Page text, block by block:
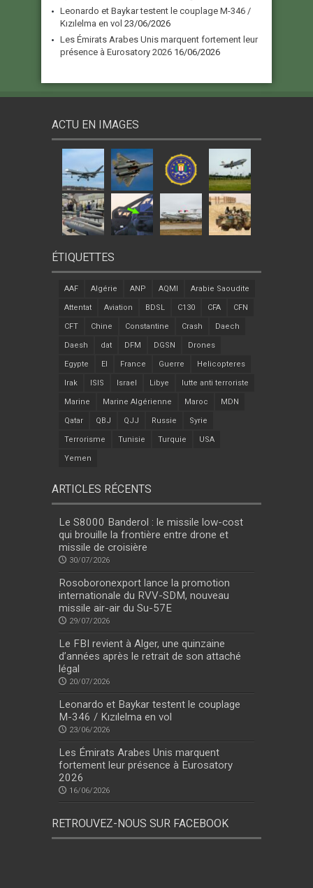
Leonardo et Baykar testent le couplage M-346 /
Kızılelma en vol 23/06/2026
Les Émirats Arabes Unis marquent fortement leur
présence à Eurosatory 2026 16/06/2026
ACTU EN IMAGES
ÉTIQUETTES
AAF Algérie ANP AQMI Arabie Saoudite
Attentat Aviation BDSL C130 CFA CFN
CFT Chine Constantine Crash Daech
Daesh dat DFM DGSN Drones
Egypte EI France Guerre Helicopteres
Irak ISIS Israel Libye lutte anti terroriste
Marine Marine Algérienne Maroc MDN
Qatar QBJ QJJ Russie Syrie
Terrorisme Tunisie Turquie USA
Yemen
ARTICLES RÉCENTS
Le S8000 Banderol : le missile low-cost
qui brouille la frontière entre drone et
missile de croisière
30/07/2026
Rosoboronexport lance la promotion
internationale du RVV-SDM, nouveau
missile air-air du Su-57E
29/07/2026
Le FBI revient à Alger, une quinzaine
d’années après le retrait de son attaché
légal
20/07/2026
Leonardo et Baykar testent le couplage
M-346 / Kızılelma en vol
23/06/2026
Les Émirats Arabes Unis marquent
fortement leur présence à Eurosatory
2026
16/06/2026
RETROUVEZ-NOUS SUR FACEBOOK